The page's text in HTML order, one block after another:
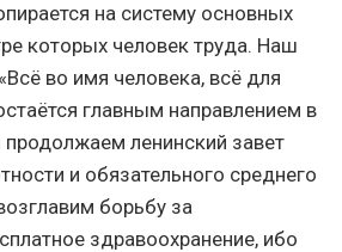
на систему основных
которых человек труда. Наш
во имя человека, всё для
главным направлением в
ленинский завет
и обязательного среднего
борьбу за
здравоохранение, ибо